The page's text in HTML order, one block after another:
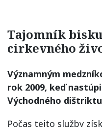
Tajomník
cirkevného
Významným
rok 2009, keď
Východného
Počas tejto služby